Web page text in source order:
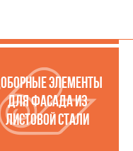
ЭЛЕМЕНТЫ
ДЛЯ ФАСАДА ИЗ
ЛИСТОВОЙ СТАЛИ